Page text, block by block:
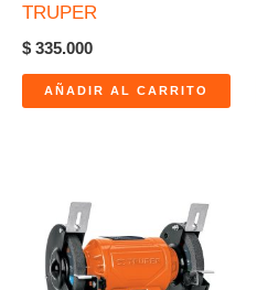
TRUPER
$ 335.000
AÑADIR AL CARRITO